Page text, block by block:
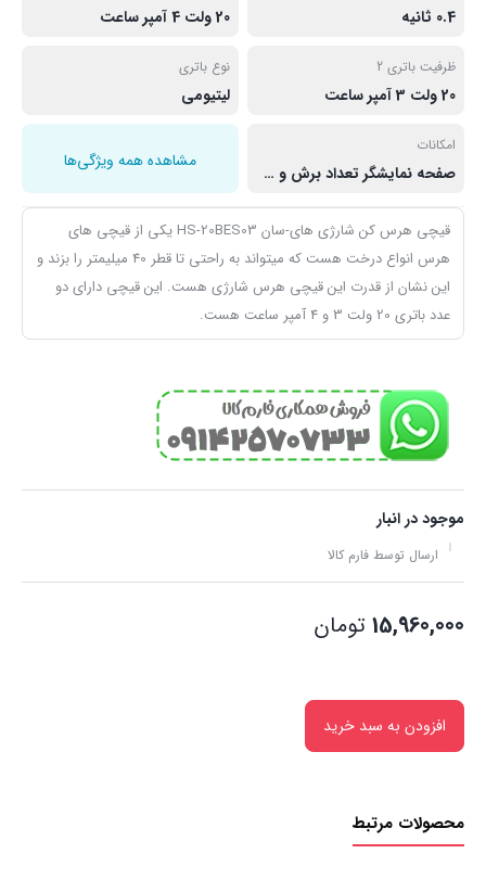
0.4 ثانیه 20 ولت 4 آمپر ساعت
ظرفیت باتری 2
20 ولت 3 آمپر ساعت
نوع باتری
لیتیومی
امکانات
صفحه نمایشگر تعداد برش و میزان شارژ
مشاهده همه ویژگی‌ها
قیچی هرس کن شارژی های-سان HS-20BES03 یکی از قیچی های
هرس انواع درخت هست که میتواند به راحتی تا قطر 40 میلیمتر را بزند و
این نشان از قدرت این قیچی هرس شارژی هست. این قیچی دارای دو
عدد باتری 20 ولت 3 و 4 آمپر ساعت هست.
موجود در انبار
ارسال توسط فارم کالا
15,960,000 تومان
افزودن به سبد خرید
محصولات مرتبط